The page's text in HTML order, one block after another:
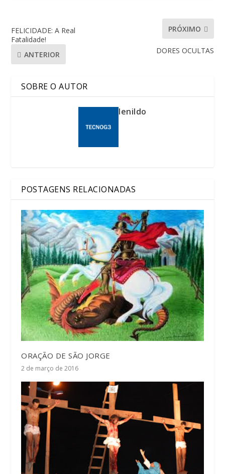
FELICIDADE: A Real
Fatalidade!
ANTERIOR
PRÓXIMO
DORES OCULTAS
SOBRE O AUTOR
lenildo
POSTAGENS RELACIONADAS
ORAÇÃO DE SÃO JORGE
2 de março de 2016